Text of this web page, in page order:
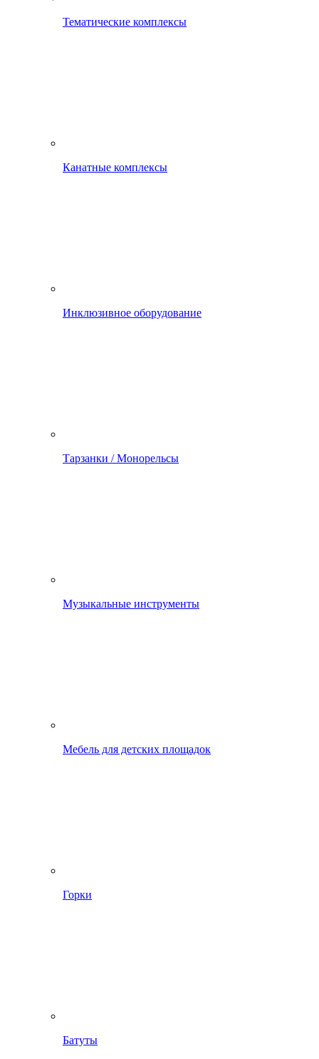
Тематические комплексы
Канатные комплексы
Инклюзивное оборудование
Тарзанки / Монорельсы
Музыкальные инструменты
Мебель для детских площадок
Горки
Батуты